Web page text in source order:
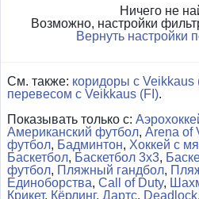
Ничего не
Возможно, настройки
Вернуть настройки
См. также: коридоры с Veikkaus
перевесом с Veikkaus (FI).
Показывать только с:
Американский футбол, Arena of
футбол, Бадминтон, Хоккей с
Баскетбол, Баскетбол 3x3,
футбол, Пляжный гандбол,
Единоборства, Call of Duty,
Крикет, Кёрлинг, Дартс, Deadlock,